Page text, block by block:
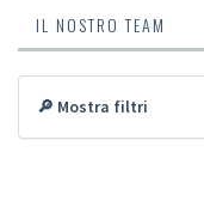
IL NOSTRO TEAM
🔎 Mostra filtri